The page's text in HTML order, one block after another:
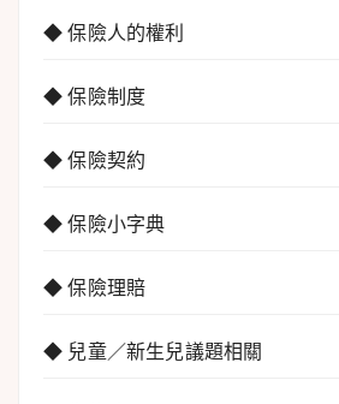
◆ 保險人的權利
◆ 保險制度
◆ 保險契約
◆ 保險小字典
◆ 保險理賠
◆ 兒童／新生兒議題相關